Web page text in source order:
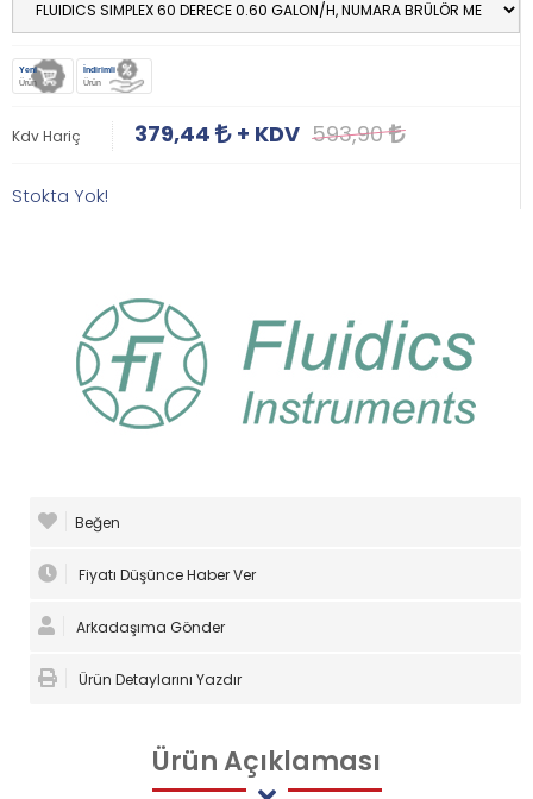
Yeni
Ürün
İndirimli
Ürün
Kdv Hariç 379,44 + KDV 593,90
Stokta Yok!
Beğen
Fiyatı Düşünce Haber Ver
Arkadaşıma Gönder
Ürün Detaylarını Yazdır
ÜrünAçıklaması